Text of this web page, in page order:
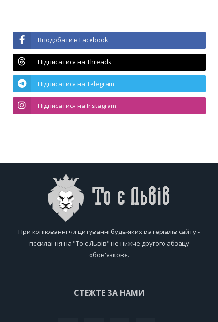
Вподобати в Facebook
Підписатися на Threads
Підписатися на Telegram
Підписатися на Instagram
При копіюванні чи цитуванні будь-яких матеріалів сайту -
посилання на "То є Львів" не нижче другого абзацу
обов'язкове.
СТЕЖТЕ ЗА НАМИ